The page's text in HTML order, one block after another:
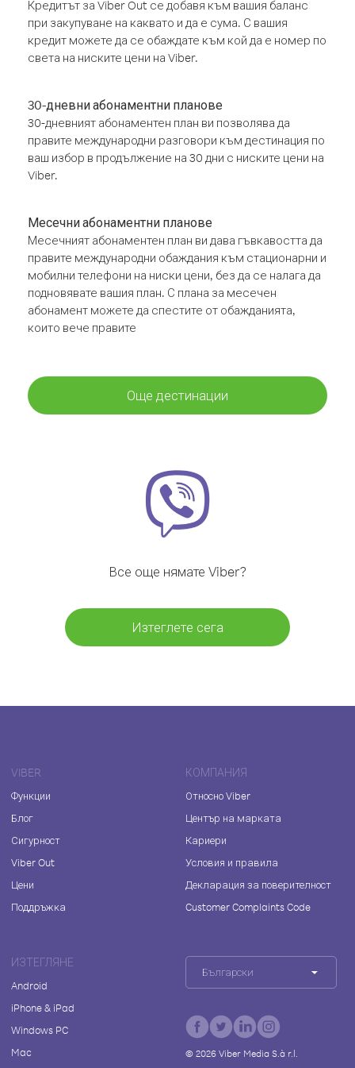
Кредитът за Viber Out се добавя към вашия баланс
при закупуване на каквато и да е сума. С вашия
кредит можете да се обаждате към кой да е номер по
света на ниските цени на Viber.
30-дневни абонаментни планове
30-дневният абонаментен план ви позволява да
правите международни разговори към дестинация по
ваш избор в продължение на 30 дни с ниските цени на
Viber.
Месечни абонаментни планове
Месечният абонаментен план ви дава гъвкавостта да
правите международни обаждания към стационарни и
мобилни телефони на ниски цени, без да се налага да
подновявате вашия план. С плана за месечен
абонамент можете да спестите от обажданията,
които вече правите
Още дестинации
Все още нямате Viber?
Изтеглете сега
VIBER
Функции
Блог
Сигурност
Viber Out
Цени
Поддръжка
КОМПАНИЯ
Относно Viber
Център на марката
Кариери
Условия и правила
Декларация за поверителност
Customer Complaints Code
ИЗТЕГЛЯНЕ
Android
iPhone & iPad
Windows PC
Mac
Български
© 2026Viber Media S.à r.l.